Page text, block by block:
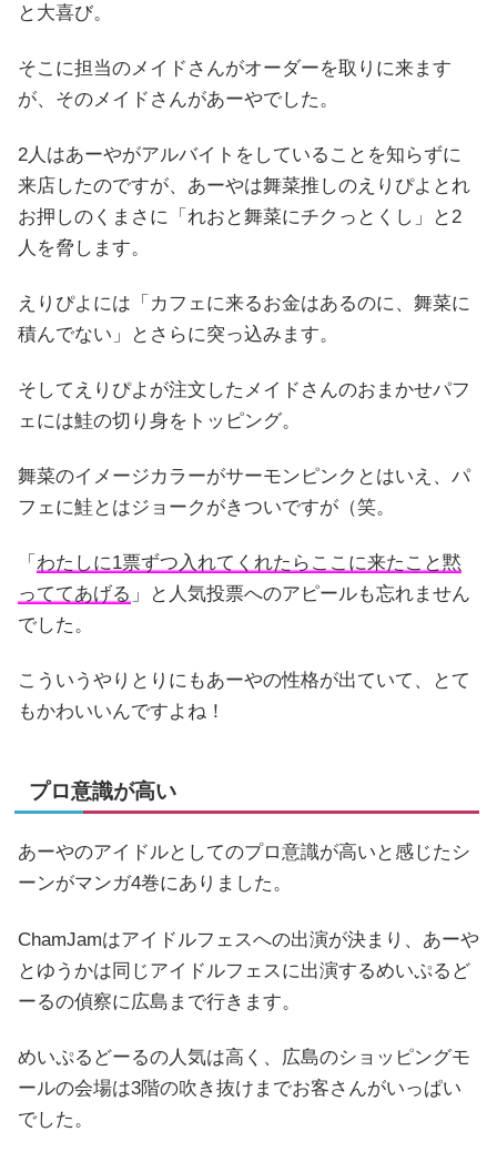
と大喜び。
そこに担当のメイドさんがオーダーを取りに来ます
が、そのメイドさんがあーやでした。
2人はあーやがアルバイトをしていることを知らずに
来店したのですが、あーやは舞菜推しのえりぴよとれ
お押しのくまさに「れおと舞菜にチクっとくし」と2
人を脅します。
えりぴよには「カフェに来るお金はあるのに、舞菜に
積んでない」とさらに突っ込みます。
そしてえりぴよが注文したメイドさんのおまかせパフ
ェには鮭の切り身をトッピング。
舞菜のイメージカラーがサーモンピンクとはいえ、パ
フェに鮭とはジョークがきついですが（笑。
「 わたしに1票ずつ入れてくれたらここに来たこと黙
っててあげる 」と人気投票へのアピールも忘れません
でした。
こういうやりとりにもあーやの性格が出ていて、とて
もかわいいんですよね！
プロ意識が高い
あーやのアイドルとしてのプロ意識が高いと感じたシ
ーンがマンガ4巻にありました。
ChamJamはアイドルフェスへの出演が決まり、あーや
とゆうかは同じアイドルフェスに出演するめいぷるど
ーるの偵察に広島まで行きます。
めいぷるどーるの人気は高く、広島のショッピングモ
ールの会場は3階の吹き抜けまでお客さんがいっぱい
でした。